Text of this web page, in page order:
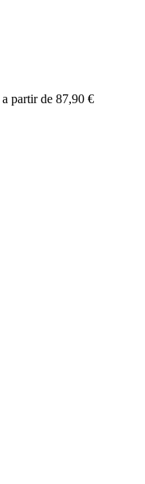
a partir de 87,90 €